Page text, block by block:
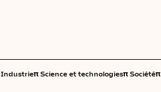
Industrieπ Science et technologiesπ Sociétéπ